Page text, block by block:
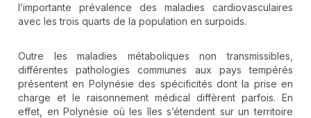
l’importante prévalence des maladies cardiovasculaires
avec les trois quarts de la population en surpoids.
Outre les maladies métaboliques non transmissibles,
différentes pathologies communes aux pays tempérés
présentent en Polynésie des spécificités dont la prise en
charge et le raisonnement médical diffèrent parfois. En
effet, en Polynésie où les îles s’étendent sur un territoire